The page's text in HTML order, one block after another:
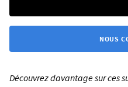
NOUS
Découvrez davantage sur ces